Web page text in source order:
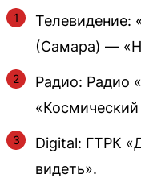
Телевидение:
(Самара) —
Радио: Радио
Digital: ГТРК
видеть».